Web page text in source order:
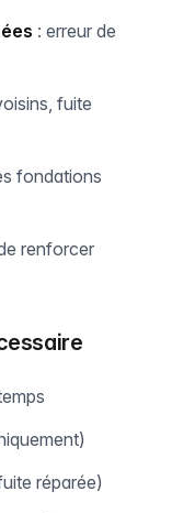
: erreur de
fuite
fondations
renforcer
réparée)